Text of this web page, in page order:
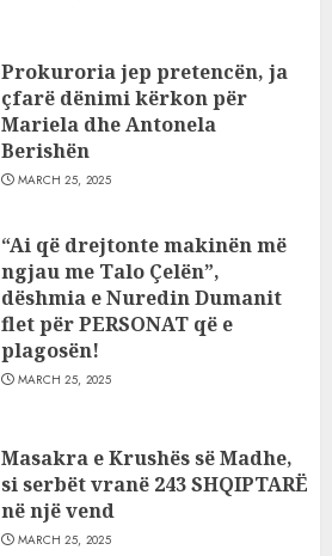
Prokuroria jep pretencën, ja
çfarë dënimi kërkon për
Mariela dhe Antonela
Berishën
MARCH 25, 2025
“Ai që drejtonte makinën më
ngjau me Talo Çelën”,
dëshmia e Nuredin Dumanit
flet për PERSONAT që e
plagosën!
MARCH 25, 2025
Masakra e Krushës së Madhe,
si serbët vranë 243 SHQIPTARË
në një vend
MARCH 25, 2025